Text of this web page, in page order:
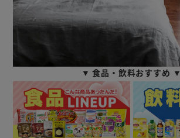
▼ 食品・飲料おすすめ ▼